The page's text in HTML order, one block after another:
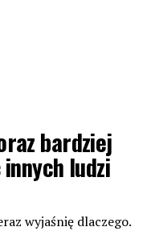
bardziej
innych ludzi
wyjaśnię dlaczego.